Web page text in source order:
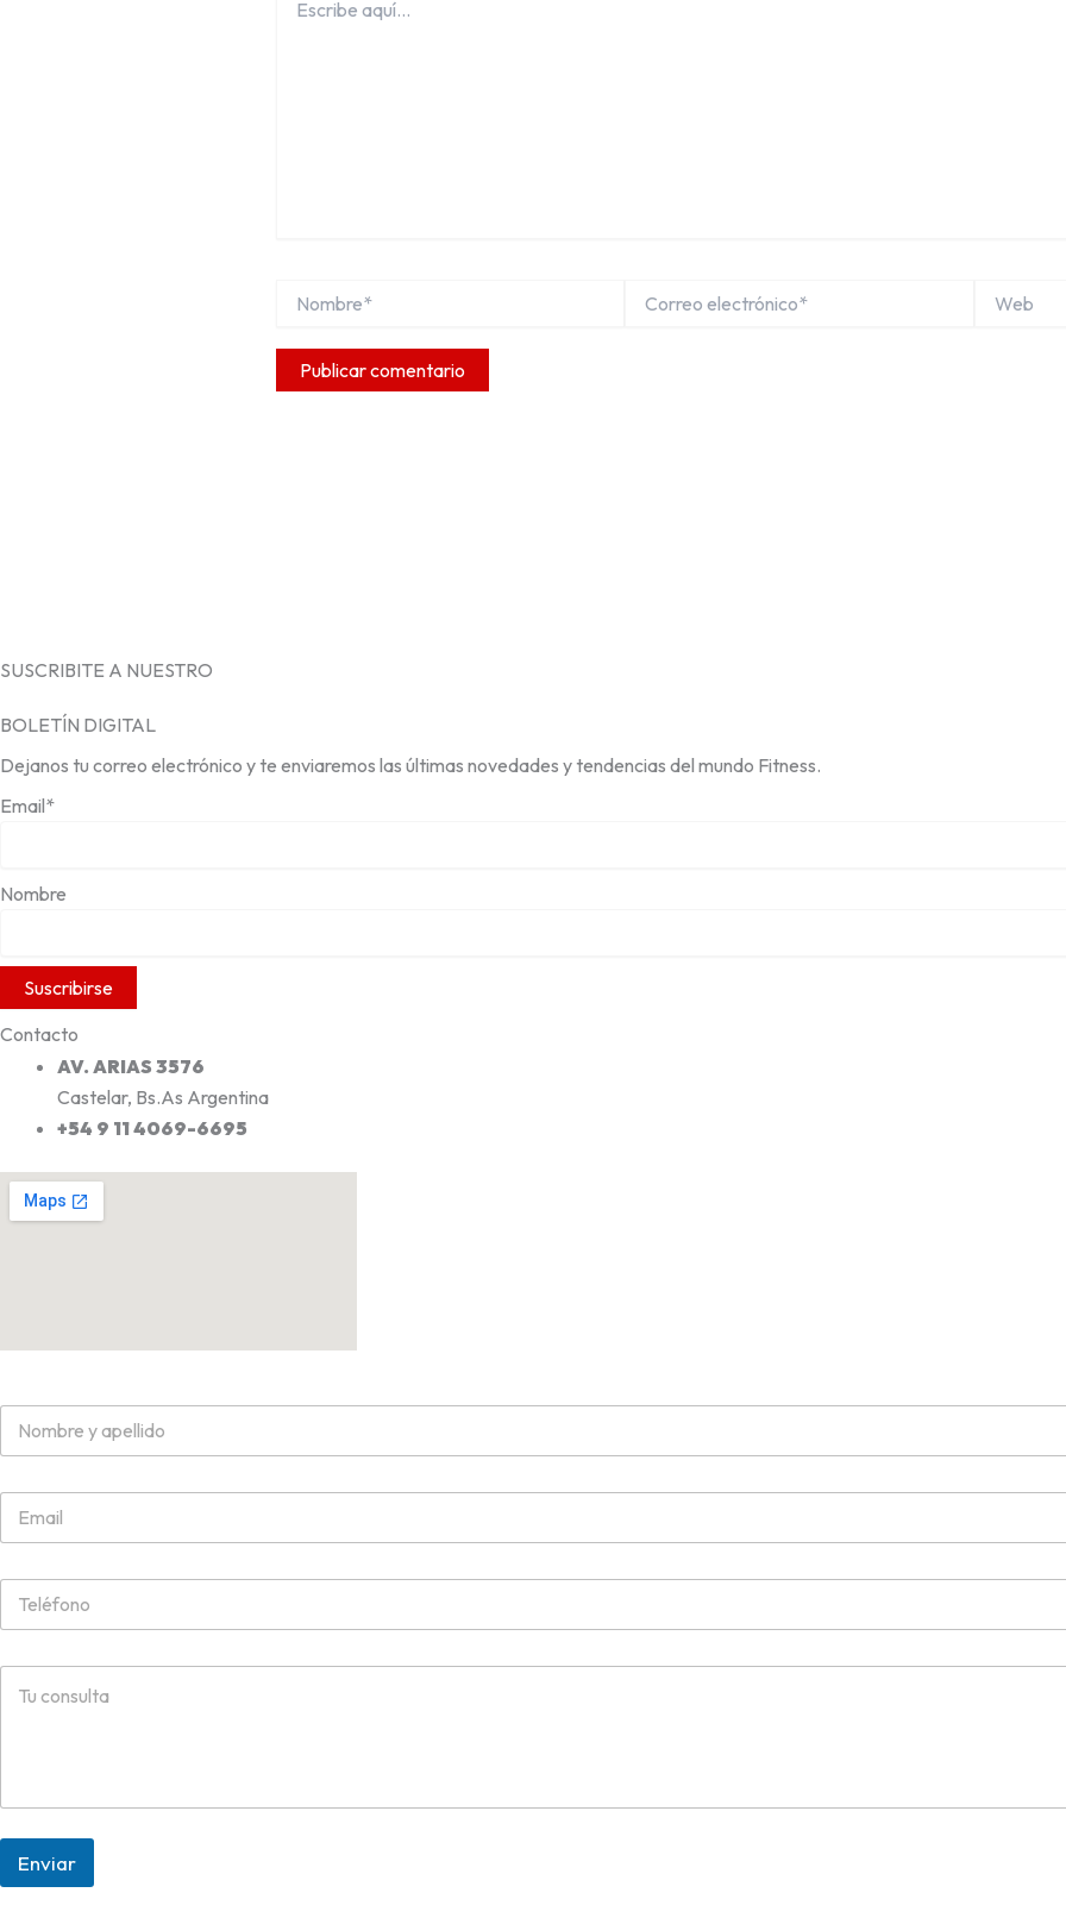
aquí...
electrónico*
SUSCRIBITE A NUESTRO
BOLETÍN DIGITAL
Dejanos tu correo electrónico y te enviaremos las últimas novedades y tendencias del mundo Fitness.
Email*
Nombre
Contacto
AV. ARIAS 3576
Castelar, Bs.As Argentina
+54 9 11 4069-6695
Enviar